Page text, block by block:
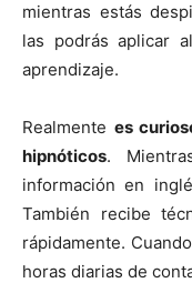
mientras estás
las podrás aplicar
aprendizaje.
Realmente es
hipnóticos.
información en
También recibe
rápidamente.
horas diarias de